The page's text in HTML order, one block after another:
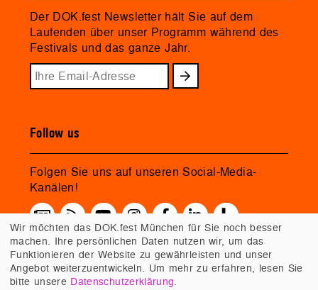
Der DOK.fest Newsletter hält Sie auf dem
Laufenden über unser Programm während des
Festivals und das ganze Jahr.
Follow us
Folgen Sie uns auf unseren Social-Media-
Kanälen!
Wir möchten das DOK.fest München für Sie noch besser
machen. Ihre persönlichen Daten nutzen wir, um das
Funktionieren der Website zu gewährleisten und unser
Angebot weiterzuentwickeln. Um mehr zu erfahren, lesen Sie
bitte unsere Datenschutzerklärung.